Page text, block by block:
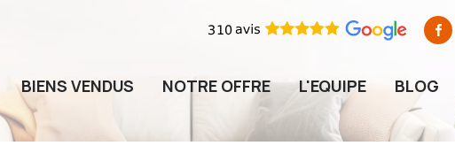
BIENS VENDUS NOTRE OFFRE L'EQUIPE BLOG